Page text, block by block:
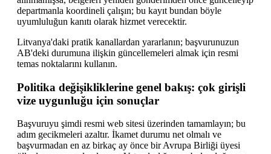
departmanla koordineli çalışın; bu kayıt bundan böyle
uyumluluğun kanıtı olarak hizmet verecektir.
Litvanya'daki pratik kanallardan yararlanın; başvurunuzun
AB'deki durumuna ilişkin güncellemeleri almak için resmi
temas noktalarını kullanın.
Politika değişikliklerine genel bakış: çok girişli
vize uygunluğu için sonuçlar
Başvuruyu şimdi resmi web sitesi üzerinden tamamlayın; bu
adım gecikmeleri azaltır. İkamet durumu net olmalı ve
başvurmadan en az birkaç ay önce bir Avrupa Birliği üyesi